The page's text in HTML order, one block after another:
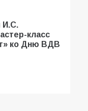
И.С.
класс
ко Дню ВДВ